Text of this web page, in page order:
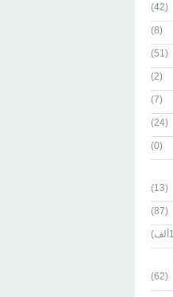
(42)
(8)
(51)
(2)
(7)
(24)
(0)
(13)
(87)
(62)